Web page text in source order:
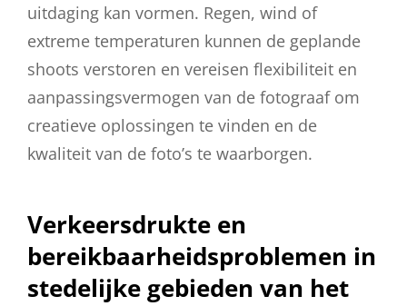
uitdaging kan vormen. Regen, wind of
extreme temperaturen kunnen de geplande
shoots verstoren en vereisen flexibiliteit en
aanpassingsvermogen van de fotograaf om
creatieve oplossingen te vinden en de
kwaliteit van de foto’s te waarborgen.
Verkeersdrukte en
bereikbaarheidsproblemen in
stedelijke gebieden van het